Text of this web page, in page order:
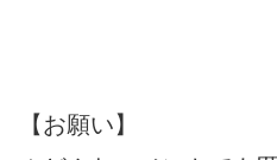
【お願い】